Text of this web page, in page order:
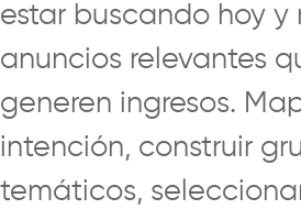
estar buscando hoy y
anuncios relevantes
generen ingresos.
intención, construir
temáticos,